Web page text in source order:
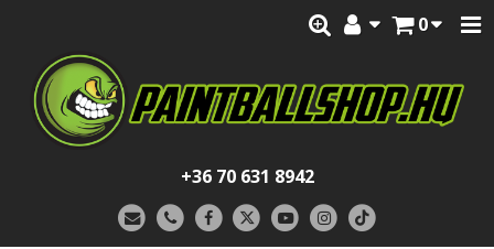
0
+36 70 631 8942